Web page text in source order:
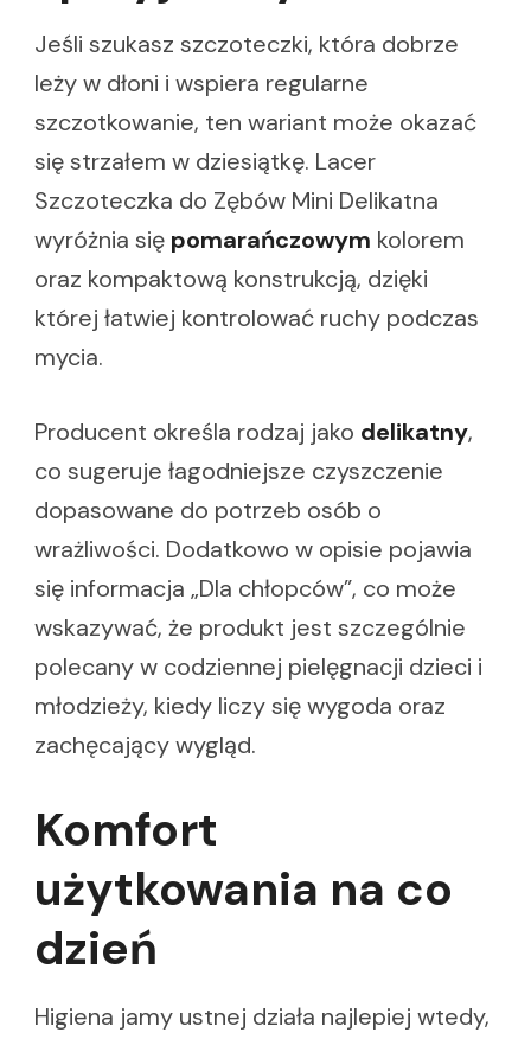
Jeśli szukasz szczoteczki, która dobrze
leży w dłoni i wspiera regularne
szczotkowanie, ten wariant może okazać
się strzałem w dziesiątkę. Lacer
Szczoteczka do Zębów Mini Delikatna
wyróżnia się pomarańczowym kolorem
oraz kompaktową konstrukcją, dzięki
której łatwiej kontrolować ruchy podczas
mycia.
Producent określa rodzaj jako delikatny,
co sugeruje łagodniejsze czyszczenie
dopasowane do potrzeb osób o
wrażliwości. Dodatkowo w opisie pojawia
się informacja „Dla chłopców”, co może
wskazywać, że produkt jest szczególnie
polecany w codziennej pielęgnacji dzieci i
młodzieży, kiedy liczy się wygoda oraz
zachęcający wygląd.
Komfort
użytkowania na co
dzień
Higiena jamy ustnej działa najlepiej wtedy,